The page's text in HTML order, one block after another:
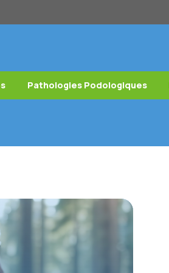
Pathologies Podologiques